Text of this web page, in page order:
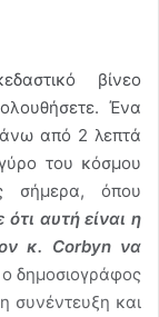
βίνεο
Ένα
από 2 λεπτά
του κόσμου
σήμερα, όπου
αυτή είναι η
κ. Corbyn να
δημοσιογράφος
συνέντευξη και